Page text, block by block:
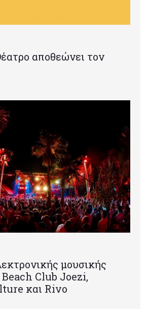
αποθεώνει τον
μουσικής
Club Joezi,
και Rivo